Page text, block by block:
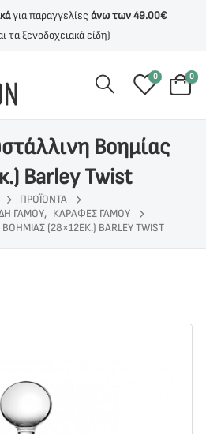
για παραγγελίες άνω των 49.00€
τα ξενοδοχειακά είδη)
0 0
Βοημίας
Barley Twist
ΠΡΟΪΌΝΤΑ
ΓΆΜΟΥ, ΚΑΡΆΦΕΣ ΓΆΜΟΥ
(28×12ΕΚ.) BARLEY TWIST